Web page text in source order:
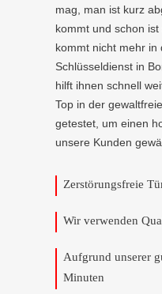
mag, man ist kurz
kommt und schon
kommt nicht mehr in
Schlüsseldienst in
hilft ihnen schnell
Top in der
getestet, um einen
unsere Kunden
Zerstörungsfreie
Wir verwenden
Aufgrund unserer
Minuten